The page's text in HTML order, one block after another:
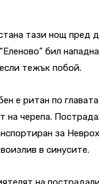
тази нощ пред
бил
тежък побой.
е ритан по
на черепа.
за
в синусите.